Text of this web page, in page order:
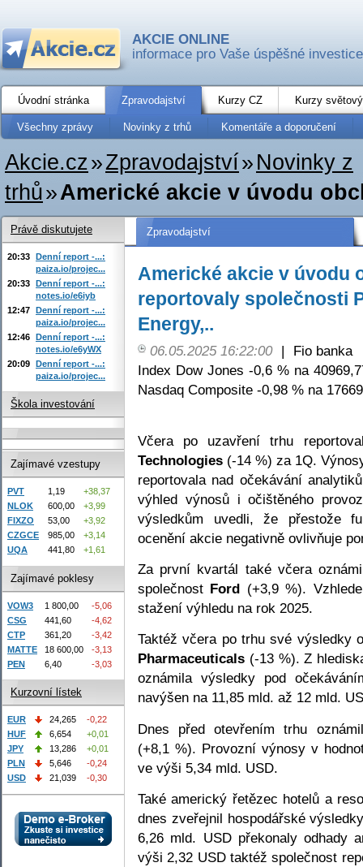
AKCIE ONLINE
informace pro Vaše úspěšné investice
Úvodní stránka Zpravodajství Kurzy CZ Kurzy
Všechny zprávy Novinky z trhů Komentáře a doporučení
Akcie.cz»Zpravodajství» Novinky z
trhů»Americké akcie v úvodu
Zpravodajství
Americké akcie v úvodu
reportovaly společnosti
Energy,..
06.05.2025 16:22:00 |
Fio banka
Index Dow Jones -0,6 % na
Nasdaq Composite -0,98 % na
Včera po uzavření trhu
Technologies (-14 %) za 1Q.
reportovala nad očekávání
výhled výnosů i očištěného
výsledkům uvedli, že přestože
ocenění akcie negativně ovlivňuje
Za první kvartál také včera
společnost Ford (+3,9 %).
stažení výhledu na rok 2025.
Taktéž včera po trhu své výsledky
Pharmaceuticals (-13 %). Z
oznámila výsledky pod
navýšen na 11,85 mld. až 12 mld.
Dnes před otevřením trhu
(+8,1 %). Provozní výnosy v
ve výši 5,34 mld. USD.
Také americký řetězec hotelů a
dnes zveřejnil hospodářské
6,26 mld. USD překonaly odhady
výši 2,32 USD taktéž společnost
Právě diskutujete
20:33 Denní report -...:
paiza.io/projec...
20:33 Denní report -...:
notes.io/e6iyb
12:47 Denní report -...:
paiza.io/projec...
12:46 Denní report -...:
notes.io/e6yWX
20:09 Denní report -...:
paiza.io/projec...
Škola investování
Zajímavé vzestupy
PVT 1,19
+38,37
NLOK
600,00
+3,99
FIXZO
53,00
+3,92
CZGCE
985,00
+3,14
UQA
441,80 +1,61
Zajímavé poklesy
VOW3 1 800,00
-5,06
CSG
441,60
-4,62
CTP
361,20
-3,42
MATTE
18 600,00
-3,13
PEN
6,40 -3,03
Kurzovní lístek
EUR 24,265
-0,22
HUF
6,654
+0,01
JPY
13,286
+0,01
PLN
5,646
-0,24
USD
21,039 -0,30